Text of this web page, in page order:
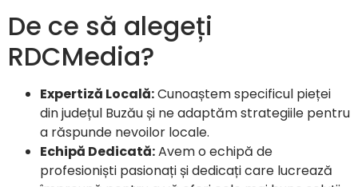
De ce să alegeți
RDCMedia?
Expertiză Locală:Cunoaștem specificul pieței
din județul Buzău și ne adaptăm strategiile pentru
a răspunde nevoilor locale.
Echipă Dedicată:Avem o echipă de
profesioniști pasionați și dedicați care lucrează